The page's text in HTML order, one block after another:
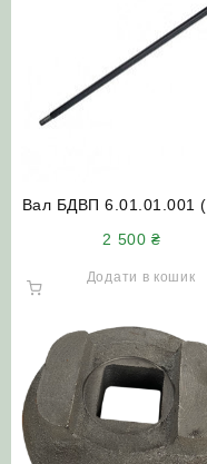
Вал БДВП 6.01.01.001
(квадрат 40х40)
2 500₴
Додати в кошик